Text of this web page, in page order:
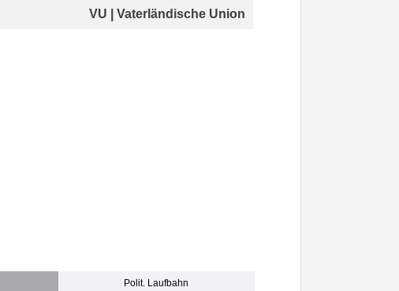
VU | Vaterländische Union
Polit. Laufbahn